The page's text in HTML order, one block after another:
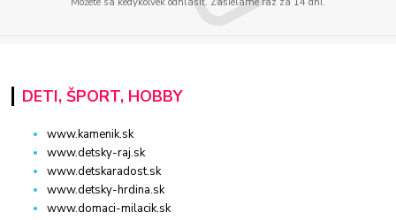
DETI, ŠPORT, HOBBY
www.kamenik.sk
www.detsky-raj.sk
www.detskaradost.sk
www.detsky-hrdina.sk
www.domaci-milacik.sk